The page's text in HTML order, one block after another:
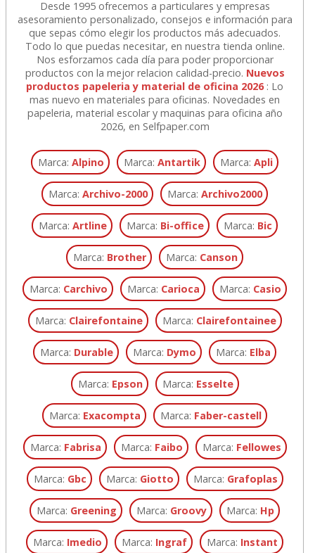
Desde 1995 ofrecemos a particulares y empresas
asesoramiento personalizado, consejos e información para
que sepas cómo elegir los productos más adecuados.
Todo lo que puedas necesitar, en nuestra tienda online.
Nos esforzamos cada día para poder proporcionar
productos con la mejor relacion calidad-precio. Nuevos
productos papeleria y material de oficina 2026: Lo
mas nuevo en materiales para oficinas. Novedades en
papeleria, material escolar y maquinas para oficina año
2026, en Selfpaper.com
Marca:Alpino Marca:Antartik Marca:Apli
Marca:Archivo-2000 Marca:Archivo2000
Marca:Artline Marca: Bi-office Marca: Bic
Marca: Brother Marca: Canson
Marca: Carchivo Marca: Carioca Marca: Casio
Marca: Clairefontaine Marca: Clairefontainee
Marca: Durable Marca: Dymo Marca: Elba
Marca: Epson Marca: Esselte
Marca: Exacompta Marca: Faber-castell
Marca: Fabrisa Marca: Faibo Marca: Fellowes
Marca: Gbc Marca: Giotto Marca: Grafoplas
Marca: Greening Marca: Groovy Marca: Hp
Marca: Imedio Marca: Ingraf Marca: Instant